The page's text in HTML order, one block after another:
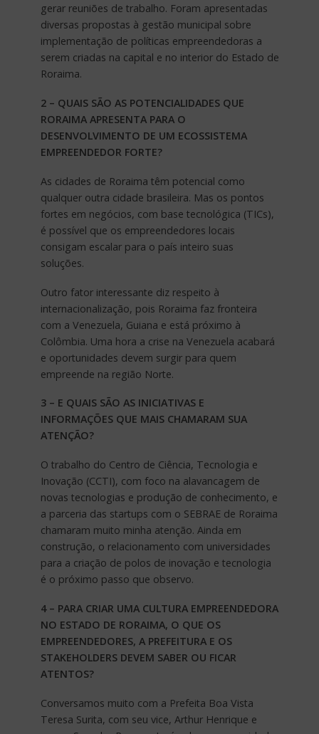
gerar reuniões de trabalho. Foram apresentadas
diversas propostas à gestão municipal sobre
implementação de políticas empreendedoras a
serem criadas na capital e no interior do Estado de
Roraima.
2 – QUAIS SÃO AS POTENCIALIDADES QUE
RORAIMA APRESENTA PARA O
DESENVOLVIMENTO DE UM ECOSSISTEMA
EMPREENDEDOR FORTE?
As cidades de Roraima têm potencial como
qualquer outra cidade brasileira. Mas os pontos
fortes em negócios, com base tecnológica (TICs),
é possível que os empreendedores locais
consigam escalar para o país inteiro suas
soluções.
Outro fator interessante diz respeito à
internacionalização, pois Roraima faz fronteira
com a Venezuela, Guiana e está próximo à
Colômbia. Uma hora a crise na Venezuela acabará
e oportunidades devem surgir para quem
empreende na região Norte.
3 – E QUAIS SÃO AS INICIATIVAS E
INFORMAÇÕES QUE MAIS CHAMARAM SUA
ATENÇÃO?
O trabalho do Centro de Ciência, Tecnologia e
Inovação (CCTI), com foco na alavancagem de
novas tecnologias e produção de conhecimento, e
a parceria das startups com o SEBRAE de Roraima
chamaram muito minha atenção. Ainda em
construção, o relacionamento com universidades
para a criação de polos de inovação e tecnologia
é o próximo passo que observo.
4 – PARA CRIAR UMA CULTURA EMPREENDEDORA
NO ESTADO DE RORAIMA, O QUE OS
EMPREENDEDORES, A PREFEITURA E OS
STAKEHOLDERS DEVEM SABER OU FICAR
ATENTOS?
Conversamos muito com a Prefeita Boa Vista
Teresa Surita, com seu vice, Arthur Henrique e